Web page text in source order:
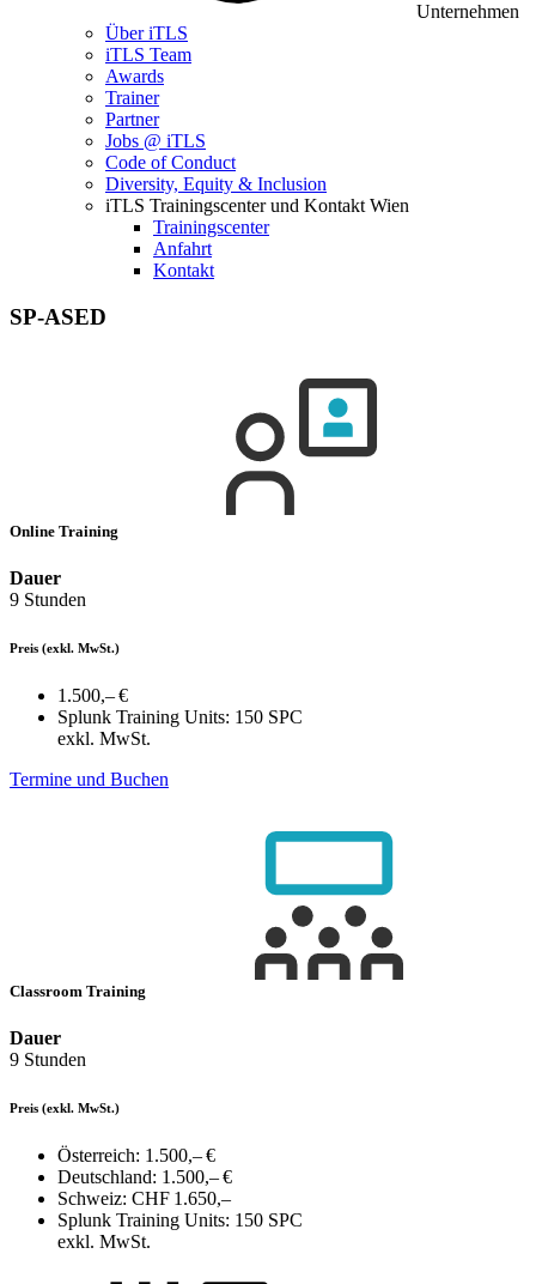
Unternehmen
Über iTLS
iTLS Team
Awards
Trainer
Partner
Jobs @ iTLS
Code of Conduct
Diversity, Equity & Inclusion
iTLS Trainingscenter und Kontakt Wien
Trainingscenter
Anfahrt
Kontakt
SP-ASED
Online Training
Dauer
9 Stunden
Preis (exkl. MwSt.)
1.500,– €
Splunk Training Units: 150 SPC
exkl. MwSt.
Termine und Buchen
Classroom Training
Dauer
9 Stunden
Preis (exkl. MwSt.)
Österreich: 1.500,– €
Deutschland: 1.500,– €
Schweiz: CHF 1.650,–
Splunk Training Units: 150 SPC
exkl. MwSt.